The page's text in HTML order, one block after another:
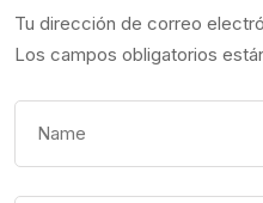
Tu dirección de correo
Los campos obligatorios